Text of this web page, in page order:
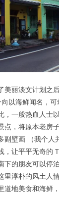
美丽淡文计划之
以海鲜闻名，
，一般热血人士
点，将原本老房
副壁画 （我个人
，让平平无奇的
下的朋友可以停
里淳朴的风土人
道地美食和海鲜